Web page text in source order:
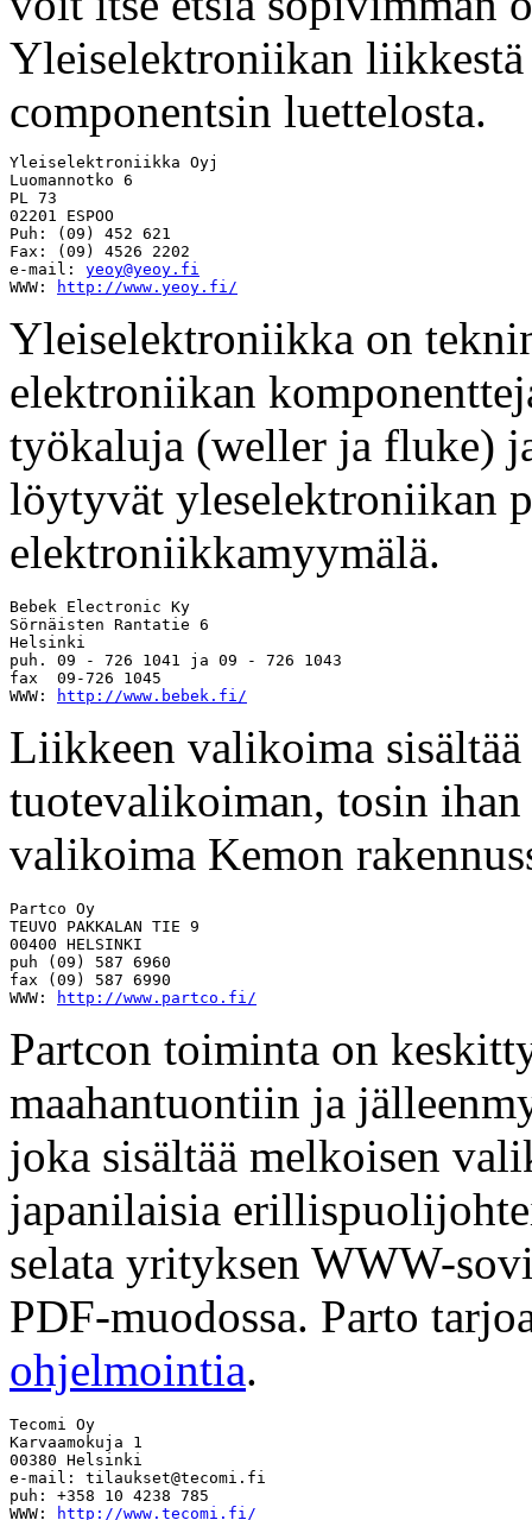
Yleiselektroniikan
componentsin luettelosta.
Yleiselektroniikka Oyj
Luomannotko 6
PL 73
02201 ESPOO
Puh: (09) 452 621
Fax: (09) 4526 2202
e-mail: yeoy@yeoy.fi
WWW:
http://www.yeoy.fi/
Yleiselektroniikka on
elektroniikan
työkaluja (weller ja fluke)
löytyvät yleselektroniikan
elektroniikkamyymälä.
Bebek Electronic Ky
Sörnäisten Rantatie 6
Helsinki
puh. 09 - 726 1041 ja 09 - 726 1043
fax  09-726 1045
WWW:
http://www.bebek.fi/
Liikkeen valikoima
tuotevalikoiman, tosin
valikoima Kemon
Partco Oy
TEUVO PAKKALAN TIE 9
00400 HELSINKI
puh (09) 587 6960
fax (09) 587 6990
WWW:
http://www.partco.fi/
Partcon toiminta on
maahantuontiin ja
joka sisältää melkoisen
japanilaisia
selata yrityksen WWW-
PDF-muodossa. Parto
ohjelmointia.
Tecomi Oy
Karvaamokuja 1
00380 Helsinki
e-mail: tilaukset@tecomi.fi
puh: +358 10 4238 785
WWW:
http://www.tecomi.fi/